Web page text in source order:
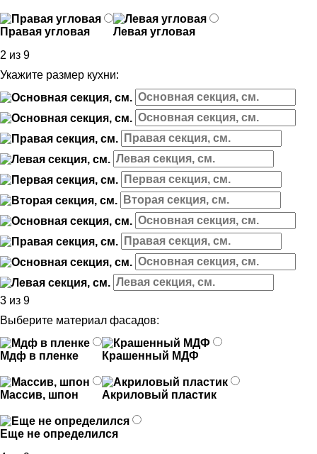
Правая угловая
Левая угловая
2 из 9
Укажите размер кухни:
3 из 9
Выберите материал фасадов:
Мдф в пленке Крашенный МДФ
Массив, шпон Акриловый пластик
Еще не определился